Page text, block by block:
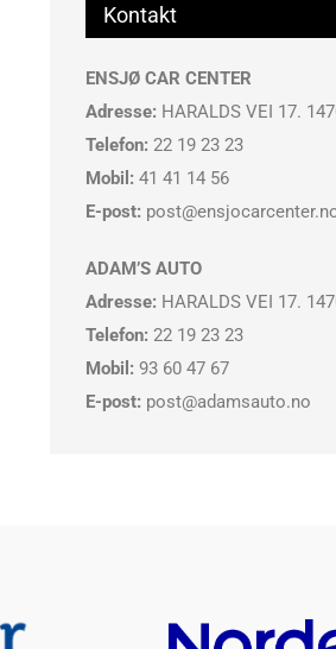
Kontakt
ENSJØ CAR CENTER
Adresse: HARALDS VEI 17.
Telefon: 22 19 23 23
Mobil: 41 41 14 56
E-post:
ADAM’S AUTO
Adresse: HARALDS VEI 17.
Telefon: 22 19 23 23
Mobil: 93 60 47 67
E-post: post@adamsauto.no